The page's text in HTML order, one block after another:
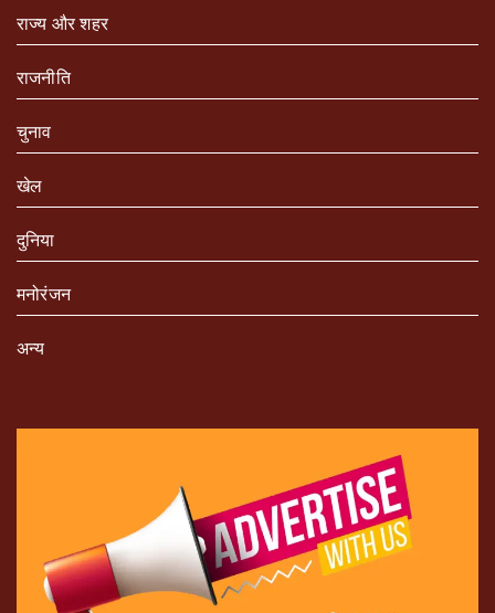
राज्य और शहर
राजनीति
चुनाव
खेल
दुनिया
मनोरंजन
अन्य